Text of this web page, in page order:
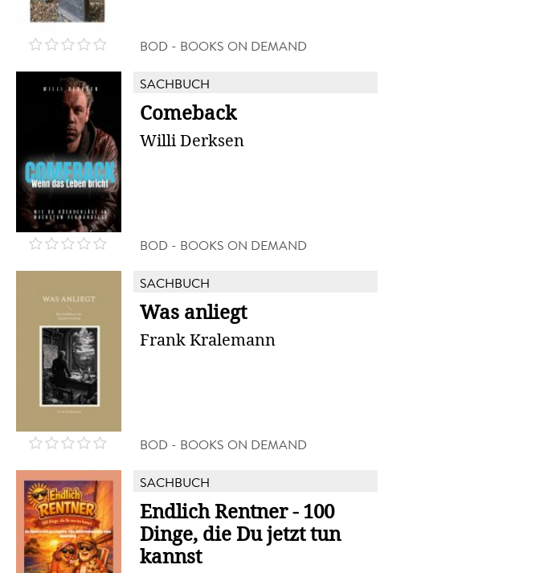
BOD - BOOKS ON DEMAND
SACHBUCH
Comeback
Willi Derksen
BOD - BOOKS ON DEMAND
SACHBUCH
Was anliegt
Frank Kralemann
BOD - BOOKS ON DEMAND
SACHBUCH
Endlich Rentner - 100
Dinge, die Du jetzt tun
kannst